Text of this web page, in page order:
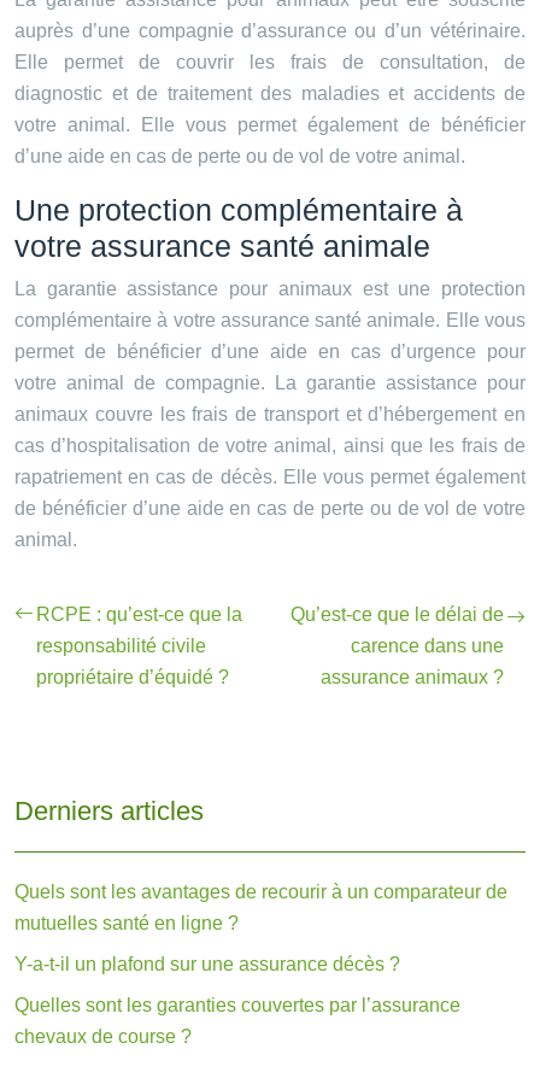
auprès d’une compagnie d’assurance ou d’un vétérinaire.
Elle permet de couvrir les frais de consultation, de
diagnostic et de traitement des maladies et accidents de
votre animal. Elle vous permet également de bénéficier
d’une aide en cas de perte ou de vol de votre animal.
Une protection complémentaire à
votre assurance santé animale
La garantie assistance pour animaux est une protection
complémentaire à votre assurance santé animale. Elle vous
permet de bénéficier d’une aide en cas d’urgence pour
votre animal de compagnie. La garantie assistance pour
animaux couvre les frais de transport et d’hébergement en
cas d’hospitalisation de votre animal, ainsi que les frais de
rapatriement en cas de décès. Elle vous permet également
de bénéficier d’une aide en cas de perte ou de vol de votre
animal.
RCPE : qu’est-ce que la
responsabilité civile
propriétaire d’équidé ?
Qu’est-ce que le délai de
carence dans une
assurance animaux ?
Derniers articles
Quels sont les avantages de recourir à un comparateur de
mutuelles santé en ligne ?
Y-a-t-il un plafond sur une assurance décès ?
Quelles sont les garanties couvertes par l’assurance
chevaux de course ?